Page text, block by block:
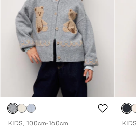
KIDS, 100cm-160cm